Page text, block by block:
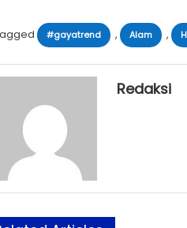
#gayatrend , Alam ,
Redaksi